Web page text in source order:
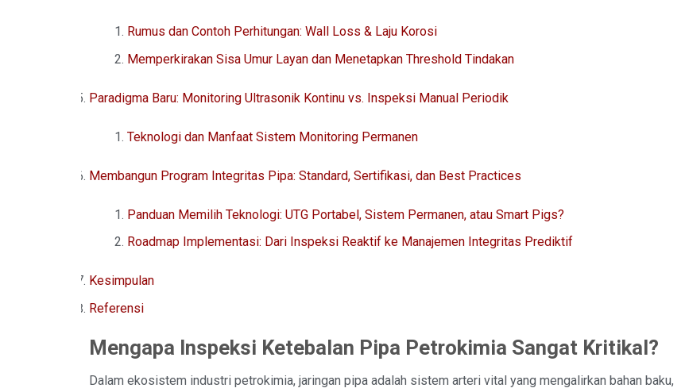
Rumus dan Contoh Perhitungan: Wall Loss & Laju Korosi
Memperkirakan Sisa Umur Layan dan Menetapkan Threshold Tindakan
Paradigma Baru: Monitoring Ultrasonik Kontinu vs. Inspeksi Manual Periodik
Teknologi dan Manfaat Sistem Monitoring Permanen
Membangun Program Integritas Pipa: Standard, Sertifikasi, dan Best Practices
Panduan Memilih Teknologi: UTG Portabel, Sistem Permanen, atau Smart Pigs?
Roadmap Implementasi: Dari Inspeksi Reaktif ke Manajemen Integritas Prediktif
Kesimpulan
Referensi
Mengapa Inspeksi Ketebalan Pipa Petrokimia Sangat Kritikal?
Dalam ekosistem industri petrokimia, jaringan pipa adalah sistem arteri vital yang mengalirkan bahan baku,